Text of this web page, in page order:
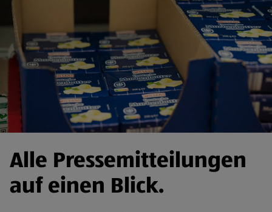
Alle Pressemitteilungen
auf einen Blick.